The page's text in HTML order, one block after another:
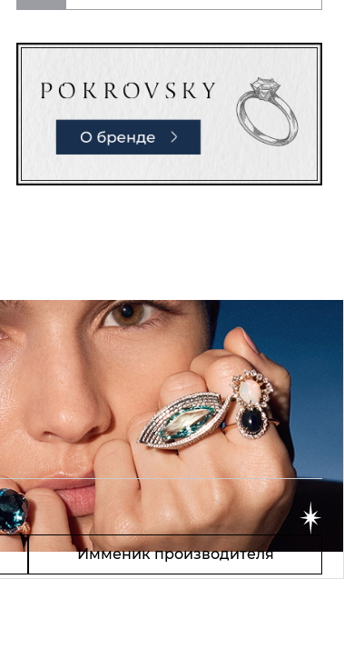
Имменик производителя